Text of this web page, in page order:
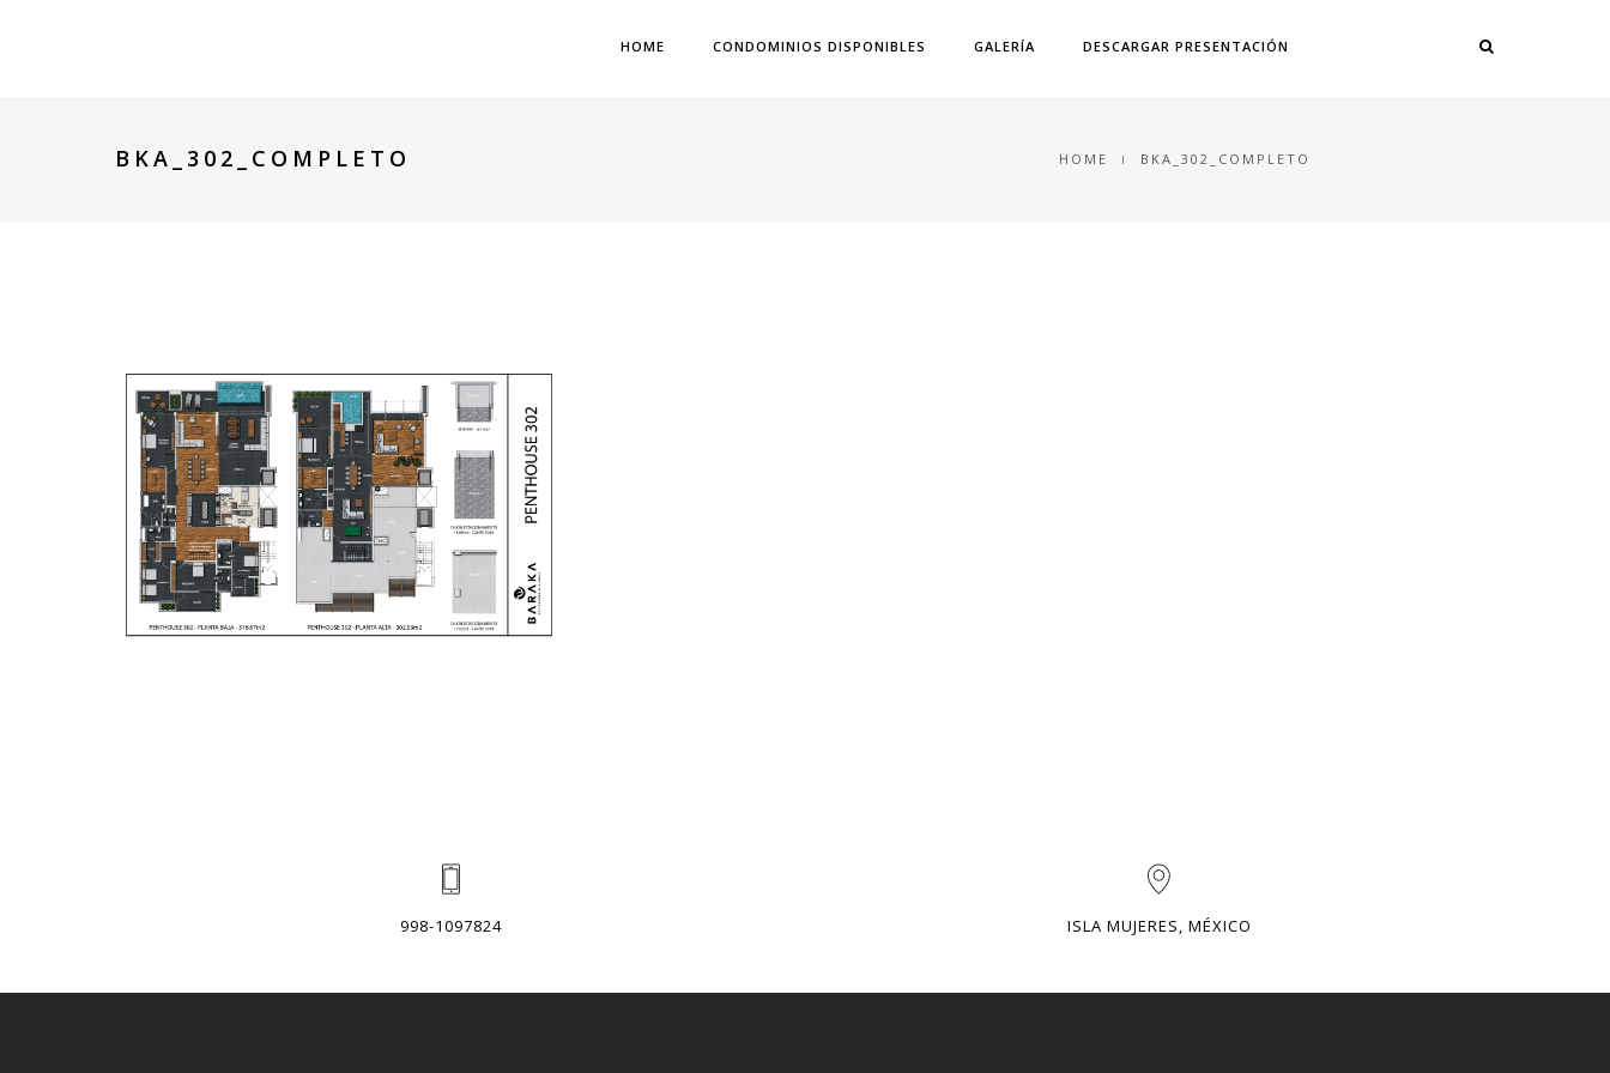
HOME CONDOMINIOS DISPONIBLES GALERÍA DESCARGAR PRESENTACIÓN
BKA_302_COMPLETO HOME BKA_302_COMPLETO
998-1097824 ISLA MUJERES, MÉXICO